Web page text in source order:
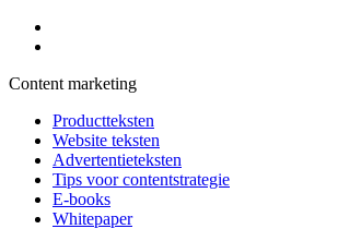
Content marketing
Productteksten
Website teksten
Advertentieteksten
Tips voor contentstrategie
E-books
Whitepaper